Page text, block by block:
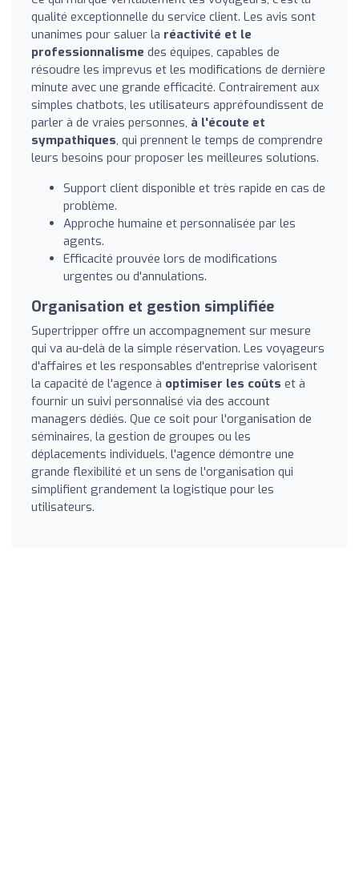
qualité exceptionnelle du service client. Les avis sont
unanimes pour saluer la réactivité et le
professionnalisme des équipes, capables de
résoudre les imprevus et les modifications de dernière
minute avec une grande efficacité. Contrairement aux
simples chatbots, les utilisateurs appréfoundissent de
parler à de vraies personnes, à l'écoute et
sympathiques, qui prennent le temps de comprendre
leurs besoins pour proposer les meilleures solutions.
Support client disponible et très rapide en cas de
problème.
Approche humaine et personnalisée par les
agents.
Efficacité prouvée lors de modifications
urgentes ou d'annulations.
Organisation et gestion simplifiée
Supertripper offre un accompagnement sur mesure
qui va au-delà de la simple réservation. Les voyageurs
d'affaires et les responsables d'entreprise valorisent
la capacité de l'agence à optimiser les coûts et à
fournir un suivi personnalisé via des account
managers dédiés. Que ce soit pour l'organisation de
séminaires, la gestion de groupes ou les
déplacements individuels, l'agence démontre une
grande flexibilité et un sens de l'organisation qui
simplifient grandement la logistique pour les
utilisateurs.